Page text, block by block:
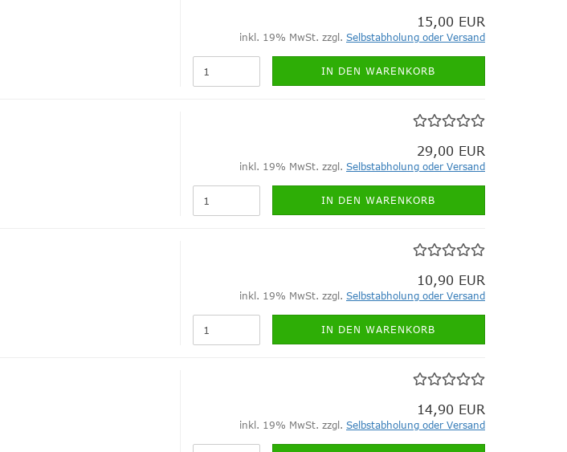
15,00 EUR
inkl. 19% MwSt. zzgl. Selbstabholung oder Versand
IN DEN WARENKORB
29,00 EUR
inkl. 19% MwSt. zzgl. Selbstabholung oder Versand
IN DEN WARENKORB
10,90 EUR
inkl. 19% MwSt. zzgl. Selbstabholung oder Versand
IN DEN WARENKORB
14,90 EUR
inkl. 19% MwSt. zzgl. Selbstabholung oder Versand